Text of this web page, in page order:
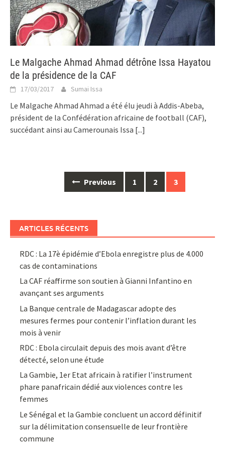
Le Malgache Ahmad Ahmad détrône Issa Hayatou
de la présidence de la CAF
17/03/2017 Sumai Issa
Le Malgache Ahmad Ahmad a été élu jeudi à Addis-Abeba,
président de la Confédération africaine de football (CAF),
succédant ainsi au Camerounais Issa [...]
Previous 1 2 3
ARTICLES RÉCENTS
RDC : La 17è épidémie d’Ebola enregistre plus de 4.000
cas de contaminations
La CAF réaffirme son soutien à Gianni Infantino en
avançant ses arguments
La Banque centrale de Madagascar adopte des
mesures fermes pour contenir l’inflation durant les
mois à venir
RDC : Ebola circulait depuis des mois avant d’être
détecté, selon une étude
La Gambie, 1er Etat africain à ratifier l’instrument
phare panafricain dédié aux violences contre les
femmes
Le Sénégal et la Gambie concluent un accord définitif
sur la délimitation consensuelle de leur frontière
commune